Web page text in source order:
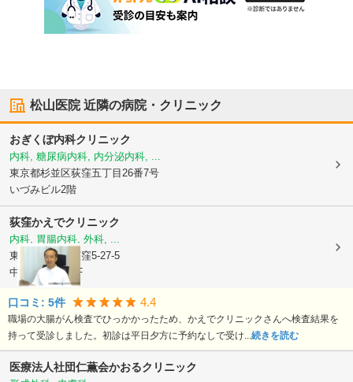
松山医院近隣の病院・クリニック
おぎくぼ内科クリニック
内科, 糖尿病内科, 内分泌内科, ...
東京都杉並区荻窪五丁目26番7号
いづみビル2階
荻窪かえでクリニック
内科, 胃腸内科, 外科, ...
東京都杉並区
荻窪5-27-5
中島第二ビル3F
口コミ: 5件 4.4
職場の大腸がん検査でひっかかったため、かえでクリニックさんへ検査結果を
持って受診しました。初診は平日夕方に予約なしで受け...続きを読む
医療法人社団仁薫会かおるクリニック